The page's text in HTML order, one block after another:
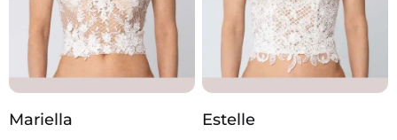
Mariella Estelle